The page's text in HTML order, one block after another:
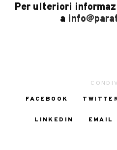
Per ulteriori
a
FACEBOOK
LINKEDIN EMAIL